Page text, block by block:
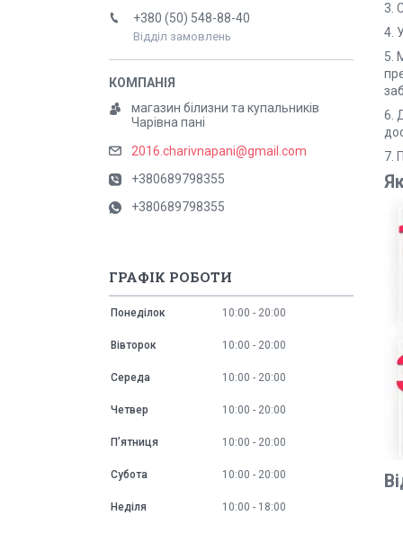
3.
4.
5.
6.
7.
+380 (50) 548-88-40
Відділ замовлень
магазин білизни та купальників
Чарівна пані
2016.charivnapani@gmail.com
+380689798355
+380689798355
ГРАФІК РОБОТИ
Понеділок 10:00 20:00
Вівторок 10:00 20:00
Середа 10:00 20:00
Четвер 10:00 20:00
Пʼятниця 10:00 20:00
Субота 10:00 20:00
Неділя 10:00 18:00